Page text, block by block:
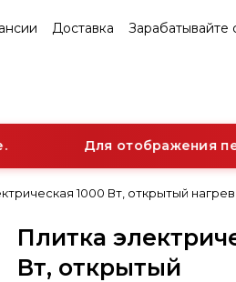
Доставка Зарабатывайте
Для отображения
1000 Вт, открытый
Плитка
Вт, открытый